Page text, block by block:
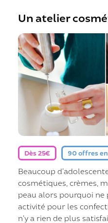
Un atelier
Dès 25€ 90 offres
Beaucoup
cosmétiques, crèmes,
peau alors pourquoi
activité pour les
n’y a rien de plus